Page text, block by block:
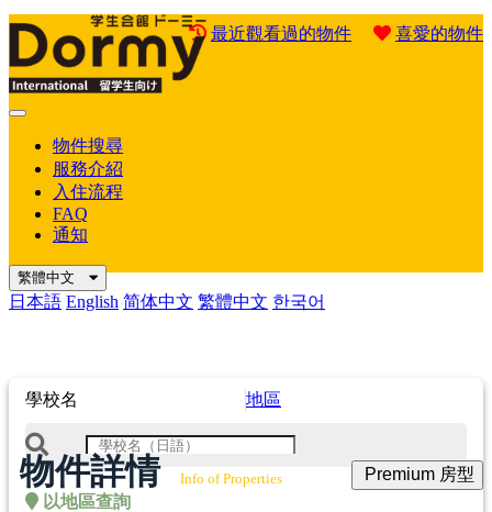
最近觀看過的物件 喜愛的物件
Mobile
物件搜尋
服務介紹
入住流程
FAQ
通知
繁體中文
日本語 English 简体中文 繁體中文 한국어
學校名 地區
以地區查詢
物件詳情 Info of Properties Premium 房型